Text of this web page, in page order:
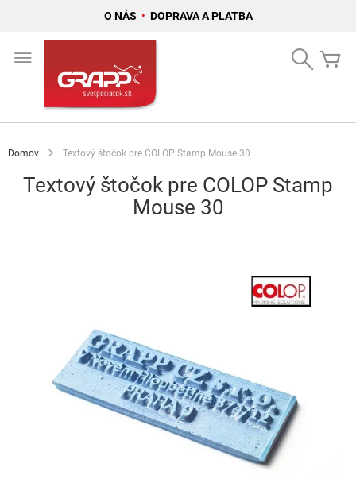
O NÁS • DOPRAVA A PLATBA
Search
Domov Textový štočok pre COLOP Stamp Mouse 30
Textový štočok pre COLOP Stamp
Mouse 30